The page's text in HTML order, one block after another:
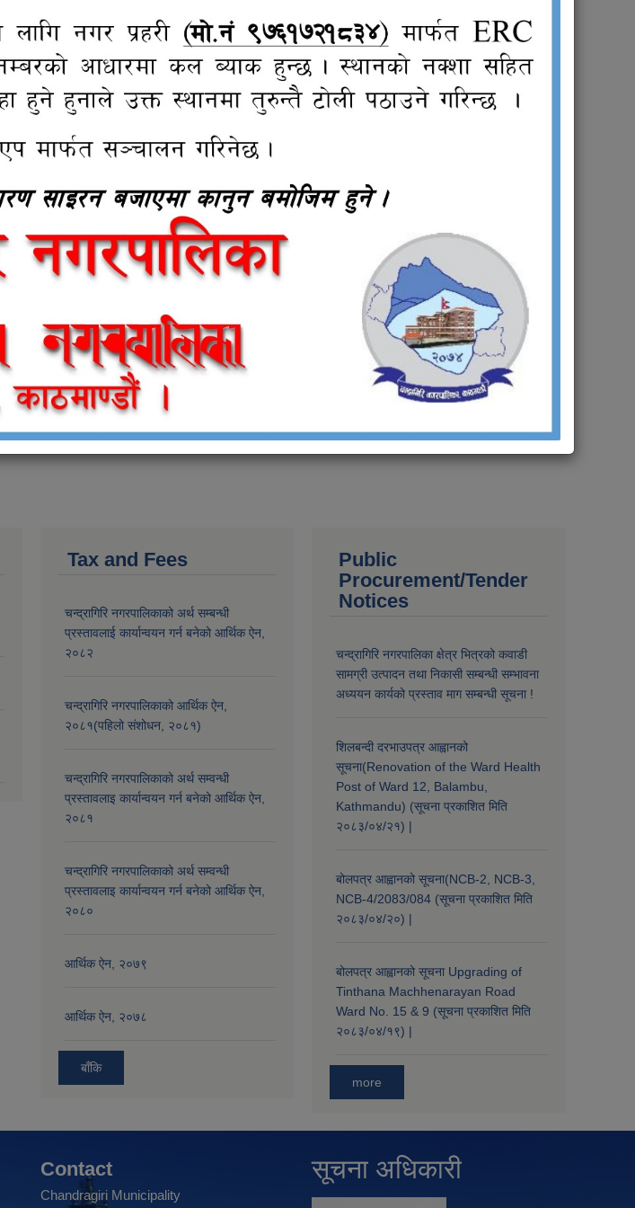
Tax and Fees
चन्द्रागिरि नगरपालिकाको अर्थ सम्बन्धी
प्रस्तावलाई कार्यान्वयन गर्न बनेको आर्थिक ऐन,
२०८२
चन्द्रागिरि नगरपालिकाको आर्थिक ऐन,
२०८१(पहिलो संशोधन, २०८१)
चन्द्रागिरि नगरपालिकाको अर्थ सम्वन्धी
प्रस्तावलाइ कार्यान्वयन गर्न बनेको आर्थिक ऐन,
२०८१
चन्द्रागिरि नगरपालिकाको अर्थ सम्वन्धी
प्रस्तावलाइ कार्यान्वयन गर्न बनेको आर्थिक ऐन,
२०८०
आर्थिक ऐन, २०७९
आर्थिक ऐन, २०७८
बाँकि
Public
Procurement/Tender
Notices
चन्द्रागिरि नगरपालिका क्षेत्र भित्रको कवाडी
सामग्री उत्पादन तथा निकासी सम्बन्धी सम्भावना
अध्ययन कार्यको प्रस्ताव माग सम्बन्धी सूचना !
शिलबन्दी दरभाउपत्र आह्वानको
सूचना(Renovation of the Ward Health
Post of Ward 12, Balambu,
Kathmandu) (सूचना प्रकाशित मिति
२०८३/०४/२१) |
बोलपत्र आह्वानको सूचना(NCB-2, NCB-3,
NCB-4/2083/084 (सूचना प्रकाशित मिति
२०८३/०४/२०) |
बोलपत्र आह्वानको सूचना Upgrading of
Tinthana Machhenarayan Road
Ward No. 15 & 9 (सूचना प्रकाशित मिति
२०८३/०४/१९) |
more
Contact
Chandragiri Municipality
सूचना अधिकारी